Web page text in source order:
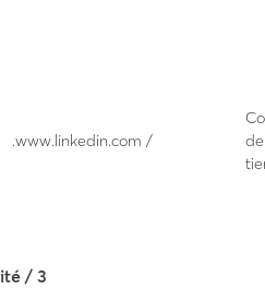
.www.linkedin.com /
de
/ 3